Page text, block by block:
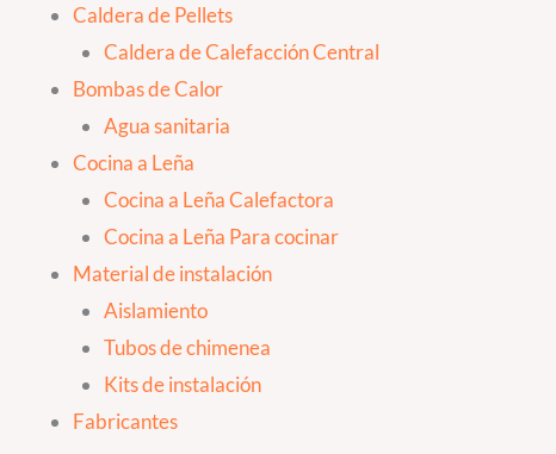
Caldera de Pellets
Caldera de Calefacción Central
Bombas de Calor
Agua sanitaria
Cocina a Leña
Cocina a Leña Calefactora
Cocina a Leña Para cocinar
Material de instalación
Aislamiento
Tubos de chimenea
Kits de instalación
Fabricantes